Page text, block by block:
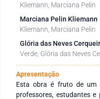
Kliemann, Marciana Pelin
Marciana Pelin Kliemann
Kliemann, Marciana Pelin
Glória das Neves
Verde, Glória das Neves
Apresentação
Esta obra é fruto de um
professores, estudantes e